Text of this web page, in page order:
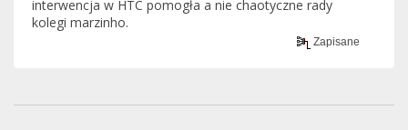
interwencja w HTC pomogła a nie chaotyczne rady
kolegi marzinho.
Zapisane